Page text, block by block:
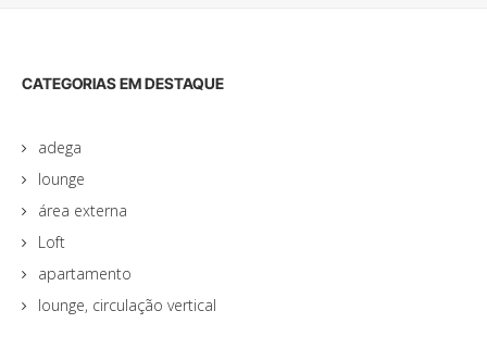
CATEGORIAS EM DESTAQUE
adega
lounge
área externa
Loft
apartamento
lounge, circulação vertical